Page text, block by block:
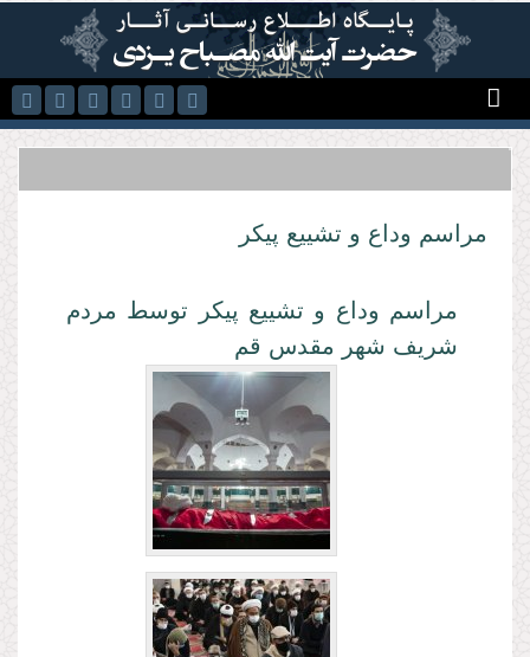
رفتن به محتوای اصلی
مراسم وداع و تشییع پیکر
مراسم وداع و تشییع پیکر توسط مردم
شریف شهر مقدس قم